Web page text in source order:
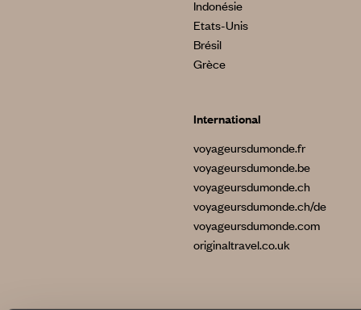
Indonésie
Etats-Unis
Brésil
Grèce
International
voyageursdumonde.fr
voyageursdumonde.be
voyageursdumonde.ch
voyageursdumonde.ch/de
voyageursdumonde.com
originaltravel.co.uk